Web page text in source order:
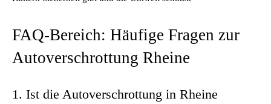
FAQ-Bereich: Häufige Fragen zur
Autoverschrottung Rheine
1. Ist die Autoverschrottung in Rheine